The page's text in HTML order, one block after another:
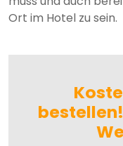
Ort im Hotel zu sein.